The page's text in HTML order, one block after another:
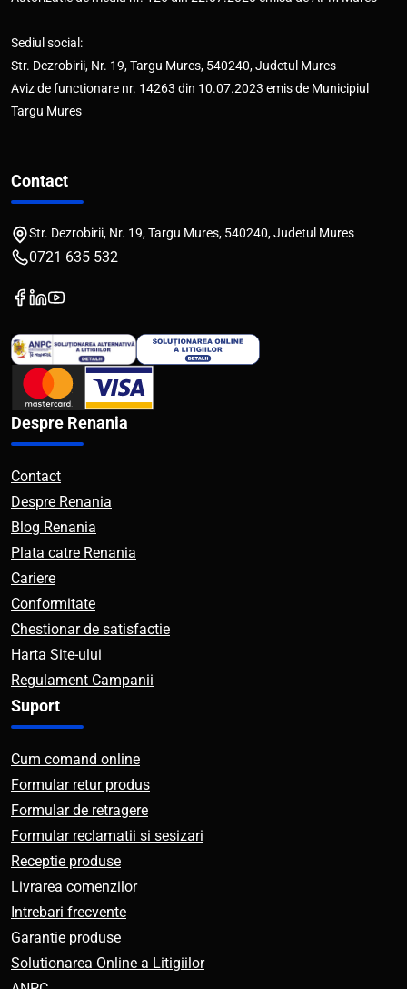
Sediul social:
Str. Dezrobirii, Nr. 19, Targu Mures, 540240, Judetul Mures
Aviz de functionare nr. 14263 din 10.07.2023 emis de Municipiul
Targu Mures
Contact
Str. Dezrobirii, Nr. 19, Targu Mures, 540240, Judetul Mures
0721 635 532
Despre Renania
Contact
Despre Renania
Blog Renania
Plata catre Renania
Cariere
Conformitate
Chestionar de satisfactie
Harta Site-ului
Regulament Campanii
Suport
Cum comand online
Formular retur produs
Formular de retragere
Formular reclamatii si sesizari
Receptie produse
Livrarea comenzilor
Intrebari frecvente
Garantie produse
Solutionarea Online a Litigiilor